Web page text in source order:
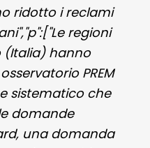
ridotto i reclami
regioni
(Italia) hanno
PREM
sistematico che
domande
una domanda